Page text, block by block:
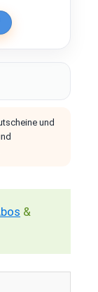
und
&